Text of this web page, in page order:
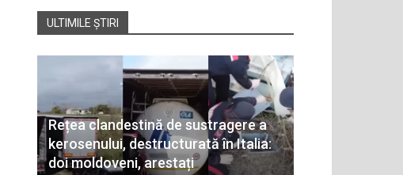
ULTIMILE ȘTIRI
Rețea clandestină de sustragere a
kerosenului, destructurată în Italia:
doi moldoveni, arestați